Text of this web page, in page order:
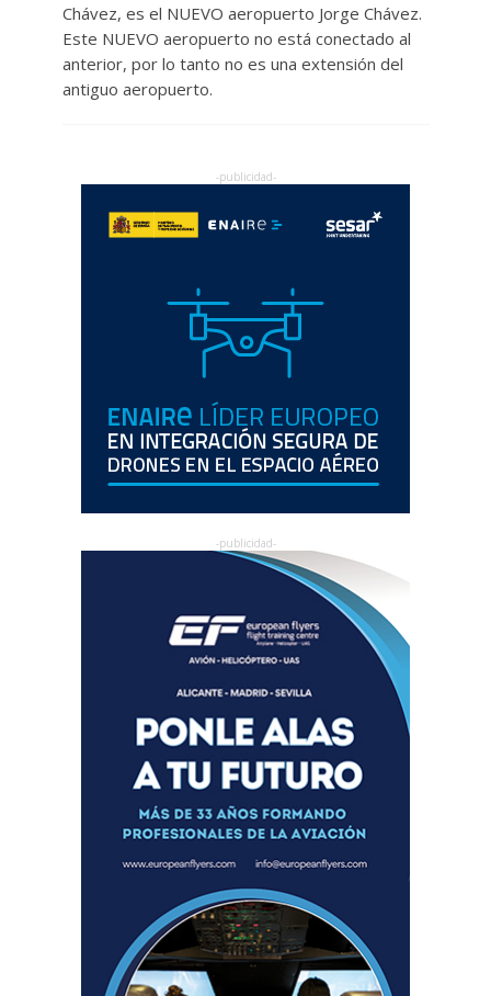
Chávez, es el NUEVO aeropuerto Jorge Chávez.
Este NUEVO aeropuerto no está conectado al
anterior, por lo tanto no es una extensión del
antiguo aeropuerto.